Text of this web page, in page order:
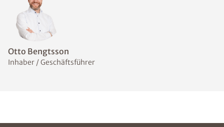
Otto Bengtsson
Inhaber / Geschäftsführer